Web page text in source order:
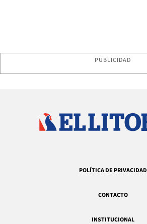
PUBLICIDAD
POLÍTICA DE PRIVACIDAD
CONTACTO
INSTITUCIONAL